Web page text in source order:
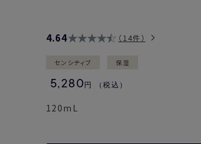
4.64 14件
センシティブ 保湿
5,280 円 （税込）
120mL